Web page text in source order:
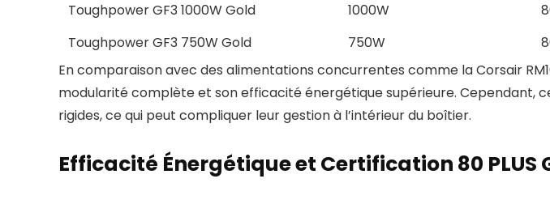
Toughpower GF3 1000W Gold
1000W
Toughpower GF3 750W Gold
750W
En comparaison avec des alimentations concurrentes comme la Corsair
modularité complète et son efficacité énergétique supérieure. Cependant,
rigides, ce qui peut compliquer leur gestion à l’intérieur du boîtier.
Efficacité Énergétique et Certification 80 PLUS